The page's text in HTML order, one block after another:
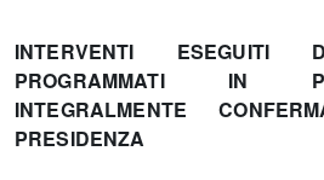
INTERVENTI
PROGRAMMATI IN
INTEGRALMENTE
PRESIDENZA